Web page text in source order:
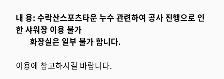
내 용: 수락산스포츠타운 누수 관련하여 공사 진행으로 인
한 샤워장 이용 불가
화장실은 일부 불가 합니다.
이용에 참고하시길 바랍니다.